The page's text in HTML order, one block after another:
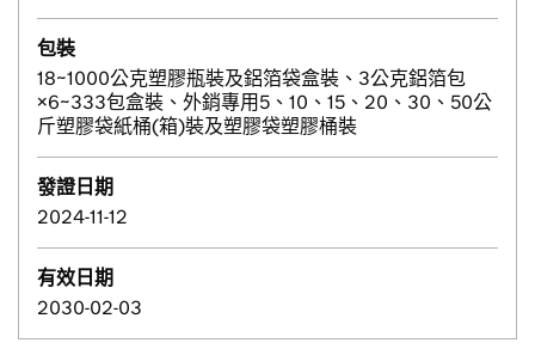
包裝
18~1000公克塑膠瓶裝及鋁箔袋盒裝、3公克鋁箔包
×6~333包盒裝、外銷專用5、10、15、20、30、50公
斤塑膠袋紙桶(箱)裝及塑膠袋塑膠桶裝
發證日期
2024-11-12
有效日期
2030-02-03